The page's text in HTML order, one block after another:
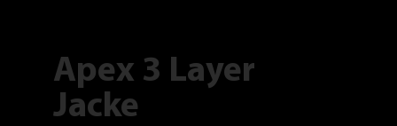
Apex 3 Layer
Jacke